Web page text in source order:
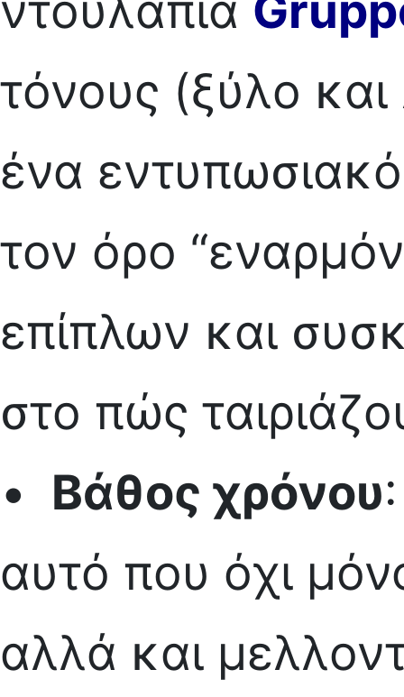
τόνους (ξύλο
ένα
τον όρο
επίπλων και
στο πώς
• Βάθος χρόνου
αυτό που όχι
αλλά και